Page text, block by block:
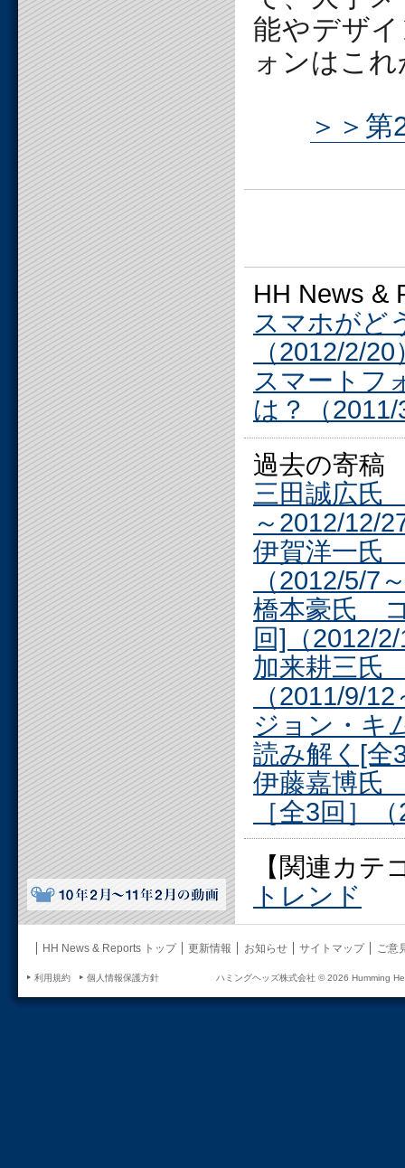
能やデザ
ォンはこ
＞＞
HH News
スマホがど
（2012/2/20
スマートフ
は？（2011/
過去の寄稿
三田誠広氏
～2012/12/
伊賀洋一氏
（2012/5/7
橋本豪氏
回]（2012/
加来耕三氏
（2011/9/
ジョン・キ
読み解く[全
伊藤嘉博氏
［全3回］
【関連カテ
トレンド
HH News & Reports トップ 更新情報 お知らせ サイトマップ ご意
利用規約 個人情報保護方針 ハミングヘッズ株式会社 ©2026 Humming